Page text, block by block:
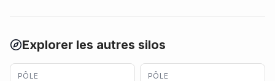
Explorer les autres silos
PÔLE PÔLE